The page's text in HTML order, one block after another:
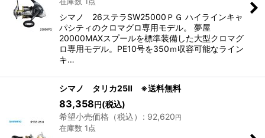
シマノ 26ステラSW25000ＰＧ ハイラインキャ
パシティのクロマグロ専用モデル。 夢屋
20000MAXスプールを標準装備した大型クロマグ
ロ専用モデル。PE10号を350ｍ収容可能なライン
キ…
シマノ タリカ25II ※送料無料
83,358 円 (税込)
希望小売価格（税込）
: 92,620 円
在庫数 1点